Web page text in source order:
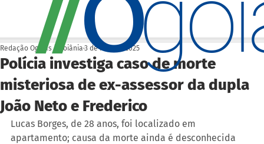
Polícia investiga caso de morte
misteriosa de ex-assessor da dupla
João Neto e Frederico
Redação Ogoiás | Goiânia 3 de nov. de 2025
Lucas Borges, de 28 anos, foi localizado em
apartamento; causa da morte ainda é desconhecida